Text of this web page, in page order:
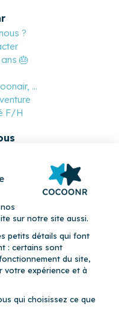
?
🎂
...
F/H
–Politique de